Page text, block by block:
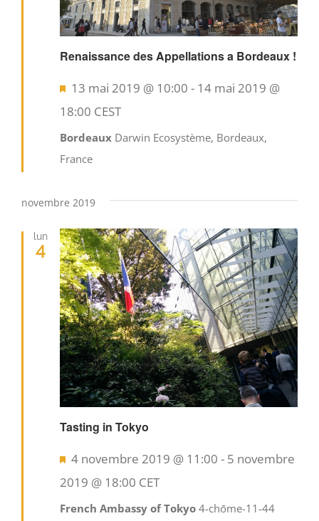
Renaissance des Appellations a Bordeaux !
Mis
en
avant
13 mai 2019 @ 10:00 - 14 mai 2019 @
18:00 CEST
Bordeaux Darwin Ecosystème, Bordeaux,
France
novembre 2019
lun
4
Tasting in Tokyo
Mis
en
avant
4 novembre 2019 @ 11:00 - 5 novembre
2019 @ 18:00 CET
French Ambassy of Tokyo 4-chōme-11-44